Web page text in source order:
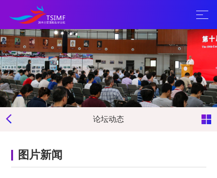
论坛动态
图片新闻